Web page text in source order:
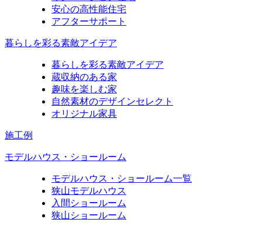
安心の高性能住宅
アフターサポート
暮らしを彩る素敵アイデア
暮らしを彩る素敵アイデア
蔵収納のある家
趣味を楽しむ家
自然素材のデザインセレクト
オリジナル家具
施工例
モデルハウス・ショールーム
モデルハウス・ショールーム一覧
狭山モデルハウス
入間ショールーム
狭山ショールーム